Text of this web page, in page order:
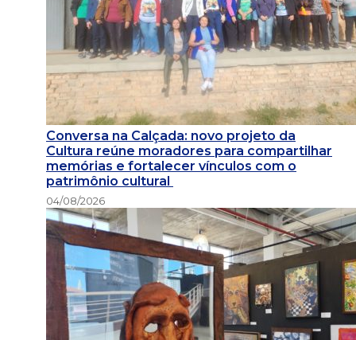
Conversa na Calçada: novo projeto da
Cultura reúne moradores para compartilhar
memórias e fortalecer vínculos com o
patrimônio cultural
04/08/2026